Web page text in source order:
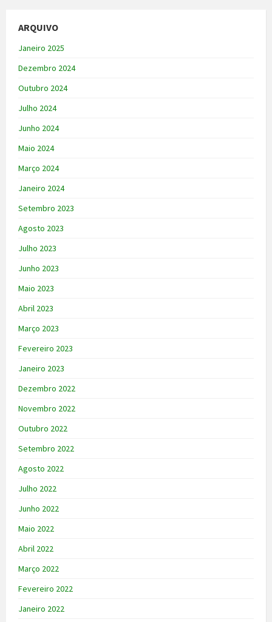
ARQUIVO
Janeiro 2025
Dezembro 2024
Outubro 2024
Julho 2024
Junho 2024
Maio 2024
Março 2024
Janeiro 2024
Setembro 2023
Agosto 2023
Julho 2023
Junho 2023
Maio 2023
Abril 2023
Março 2023
Fevereiro 2023
Janeiro 2023
Dezembro 2022
Novembro 2022
Outubro 2022
Setembro 2022
Agosto 2022
Julho 2022
Junho 2022
Maio 2022
Abril 2022
Março 2022
Fevereiro 2022
Janeiro 2022